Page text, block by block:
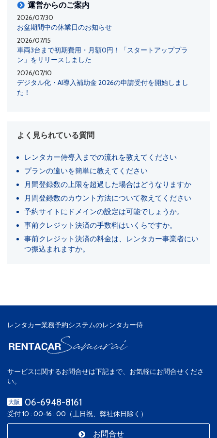
運営からのご案内
2026/07/30
お盆期間中の休業日のお知らせ
2026/07/15
車両3台まで初期費用・月額0円！「スタートアッププラ
ン」をリリースしました
2026/07/10
デジタル化・AI導入補助金 2026の申請受付を開始しまし
た！
よく見られている質問
レンタカー侍導入までの流れを教えてください
プランの違いを簡単に教えてください
月間登録数の上限を超過した場合はどうなりますか
月間登録数のカウント方法について教えてください
予約サイトにドメインの設定は可能でしょうか。
事前クレジット決済の手数料はいくらですか。
事前クレジット決済の料金は、レンタカー事業者にい
つ振込まれますか。
レンタカー業務予約システムのレンタカー侍
サービスに関するお問合せは下記まで、お気軽にお問合せくださ
い。
大阪 06-6948-8161
受付 10 : 00-16 : 00（土日祝、弊社休日除く）
お問合せ